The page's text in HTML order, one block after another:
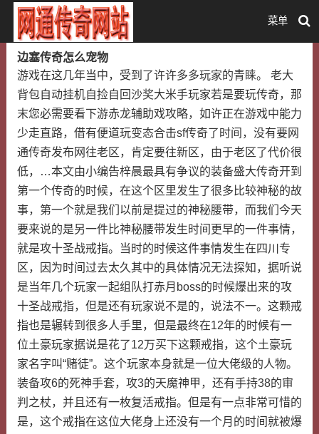
菜单
边塞传奇怎么宠物
游戏在这几年当中，受到了许许多多玩家的青睐。 老大
背包自动挂机自捡自回沙奖大米手玩家若是要玩传奇，那
末您必需要看下游赤龙辅助戏攻略，如许正在游戏中能力
少走直路，借有便道玩变态合击sf传奇了时间，没有要网
通传奇发布网往老区，肯定要往新区，由于老区了代价很
低，…本文由小编告梓晨最具有争议的装备盛大传奇开到
第一个传奇的时候，在这个区里发生了很多比较神秘的故
事，第一个就是我们以前是提过的神秘腰带，而我们今天
要来说的是另一件比神秘腰带发生时间更早的一件事情，
就是攻十圣战戒指。当时的时候这件事情发生在四川专
区，因为时间过去太久其中的具体情况无法探知，据听说
是当年几个玩家一起组队打赤月boss的时候爆出来的攻
十圣战戒指，但是还有玩家说不是的，说法不一。这颗戒
指也是辗转到很多人手里，但是最终在12年的时候有一
位土豪玩家据说是花了12万买下这颗戒指，这个土豪玩
家名字叫“赌徒”。这个玩家本身就是一位大佬级的人物。
装备攻6的死神手套，攻3的天魔神甲，还有手持38的审
判之杖，并且还有一枚复活戒指。但是有一点非常可惜的
是，这个戒指在这位大佬身上还没有一个月的时间就被爆